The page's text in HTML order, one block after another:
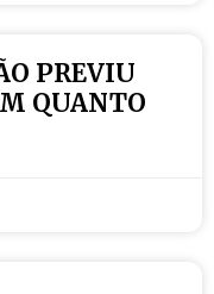
PREVIU
QUANTO